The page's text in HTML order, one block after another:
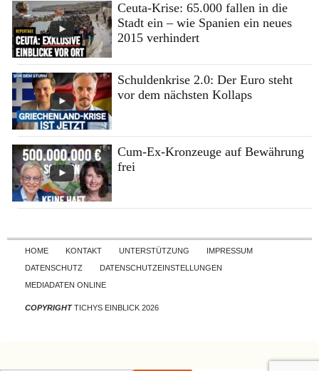
Ceuta-Krise: 65.000 fallen in die
Stadt ein – wie Spanien ein neues
2015 verhindert
Schuldenkrise 2.0: Der Euro steht
vor dem nächsten Kollaps
Cum-Ex-Kronzeuge auf Bewährung
frei
Skip to content
HOME KONTAKT UNTERSTÜTZUNG
IMPRESSUM
DATENSCHUTZ
DATENSCHUTZEINSTELLUNGEN
MEDIADATEN ONLINE
COPYRIGHTTICHYS EINBLICK 2026